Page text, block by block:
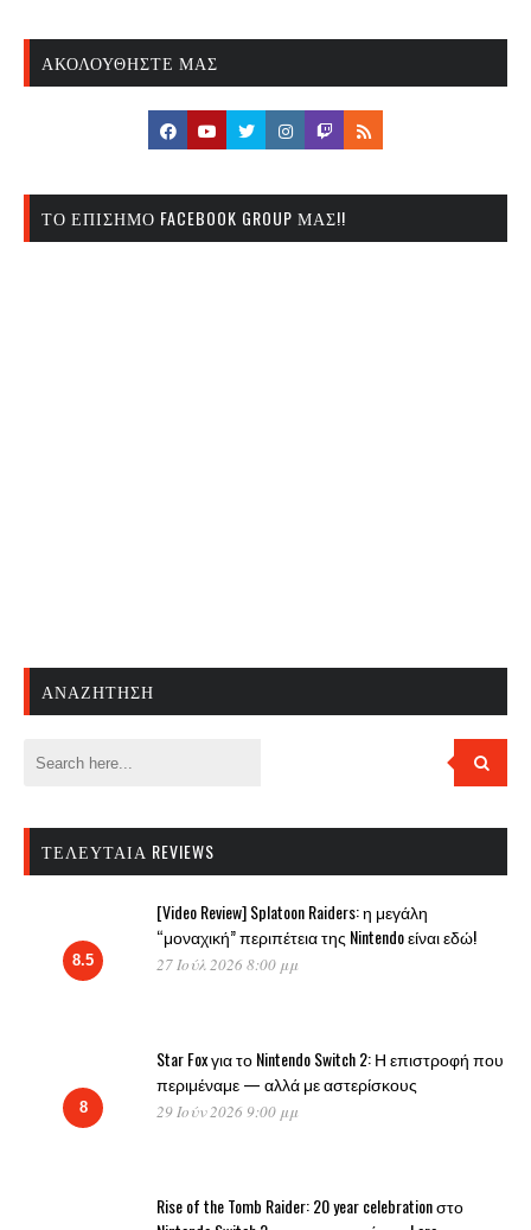
ΑΚΟΛΟΥΘΉΣΤΕ ΜΑΣ
ΤΟ ΕΠΊΣΗΜΟ FACEBOOK GROUP ΜΑΣ!!
ΑΝΑΖΉΤΗΣΗ
ΤΕΛΕΥΤΑΊΑ REVIEWS
8.5
[Video Review] Splatoon Raiders: η μεγάλη
“μοναχική” περιπέτεια της Nintendo είναι εδώ!
27 Ιούλ 2026 8:00 μμ
8
Star Fox για το Nintendo Switch 2: Η επιστροφή που
περιμέναμε — αλλά με αστερίσκους
29 Ιούν 2026 9:00 μμ
Rise of the Tomb Raider: 20 year celebration στο